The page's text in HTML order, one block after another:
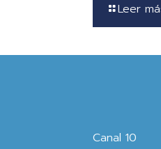
Leer
Canal 10